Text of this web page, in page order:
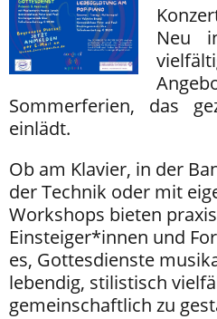
Neu
Sommerferien, das
einlädt.
Ob am Klavier, in der
der Technik oder mit
Workshops bieten
Einsteiger*innen und
es, Gottesdienste
lebendig, stilistisch
gemeinschaftlich zu